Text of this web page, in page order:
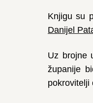
Knjigu su
Danijel
Uz brojne
županije
pokrovitelji